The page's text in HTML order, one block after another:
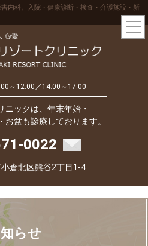
内科。入院・健康診断・検査・介護施設・新
～12:00／14:00～17:00
ニックは、年末年始・
お盆も診療しております。
0022
倉北区熊谷2丁目1-4
らせ